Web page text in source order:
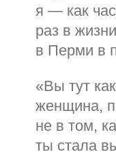
я — как
раз в
в Перми в
«Вы тут
женщина,
не в том,
ты стала